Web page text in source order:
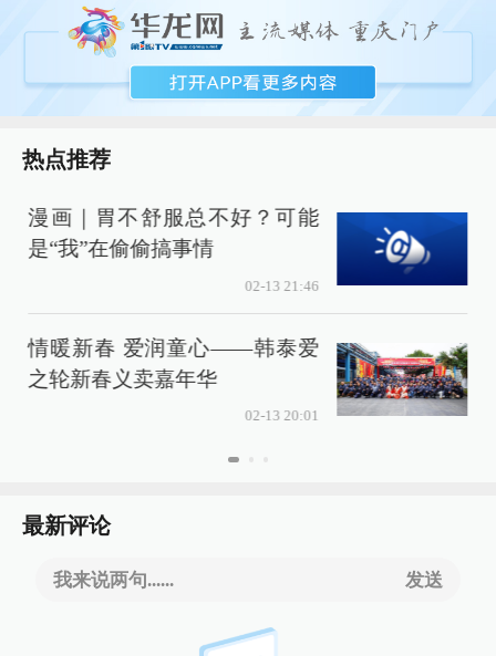
热点推荐
漫画｜胃不舒服总不好？可能
是“我”在偷偷搞事情
02-13 21:46
情暖新春 爱润童心——韩泰爱
之轮新春义卖嘉年华
02-13 20:01
最新评论
我来说两句...... 发送